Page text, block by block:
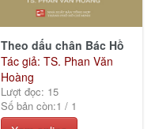
Theo dấu chân Bác Hồ
Tác giả: TS. Phan Văn
Hoàng
Lượt đọc: 15
Số bản còn:1 /1